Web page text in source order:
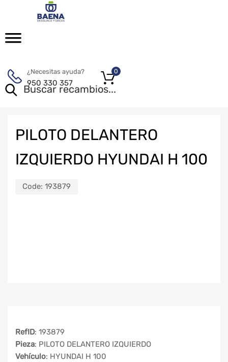
¿Necesitas ayuda?
950 330 357
0
PILOTO DELANTERO
IZQUIERDO HYUNDAI H 100
Code: 193879
RefID: 193879
Pieza: PILOTO DELANTERO IZQUIERDO
Vehículo: HYUNDAI H 100